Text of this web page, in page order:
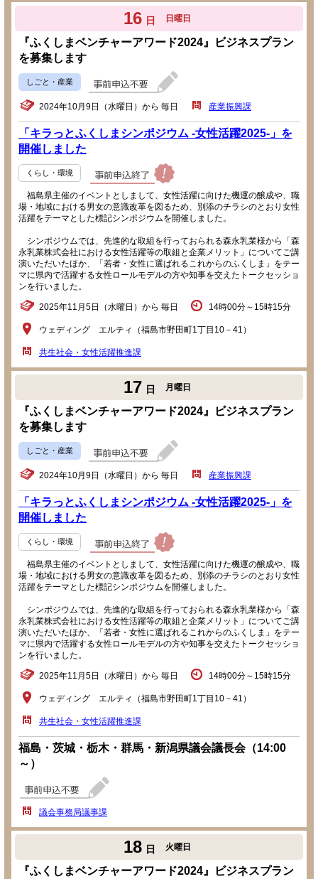
16 日 日曜日
『ふくしまベンチャーアワード2024』ビジネスプラン
を募集します
しごと・産業
2024年10月9日（水曜日）から 毎日 産業振興課
「キラっとふくしまシンポジウム -女性活躍2025-」を
開催しました
くらし・環境
福島県主催のイベントとしまして、女性活躍に向けた機運の醸成や、職
場・地域における男女の意識改革を図るため、別添のチラシのとおり女性
活躍をテーマとした標記シンポジウムを開催しました。
シンポジウムでは、先進的な取組を行っておられる森永乳業様から「森
永乳業株式会社における女性活躍等の取組と企業メリット」についてご講
演いただいたほか、「若者・女性に選ばれるこれからのふくしま」をテー
マに県内で活躍する女性ロールモデルの方や知事を交えたトークセッショ
ンを行いました。
2025年11月5日（水曜日）から 毎日 14時00分～15時15分
ウェディング エルティ（福島市野田町1丁目10－41）
共生社会・女性活躍推進課
17 日 月曜日
『ふくしまベンチャーアワード2024』ビジネスプラン
を募集します
しごと・産業
2024年10月9日（水曜日）から 毎日 産業振興課
「キラっとふくしまシンポジウム -女性活躍2025-」を
開催しました
くらし・環境
福島県主催のイベントとしまして、女性活躍に向けた機運の醸成や、職
場・地域における男女の意識改革を図るため、別添のチラシのとおり女性
活躍をテーマとした標記シンポジウムを開催しました。
シンポジウムでは、先進的な取組を行っておられる森永乳業様から「森
永乳業株式会社における女性活躍等の取組と企業メリット」についてご講
演いただいたほか、「若者・女性に選ばれるこれからのふくしま」をテー
マに県内で活躍する女性ロールモデルの方や知事を交えたトークセッショ
ンを行いました。
2025年11月5日（水曜日）から 毎日 14時00分～15時15分
ウェディング エルティ（福島市野田町1丁目10－41）
共生社会・女性活躍推進課
福島・茨城・栃木・群馬・新潟県議会議長会（14:00
～）
議会事務局議事課
18 日 火曜日
『ふくしまベンチャーアワード2024』ビジネスプラン